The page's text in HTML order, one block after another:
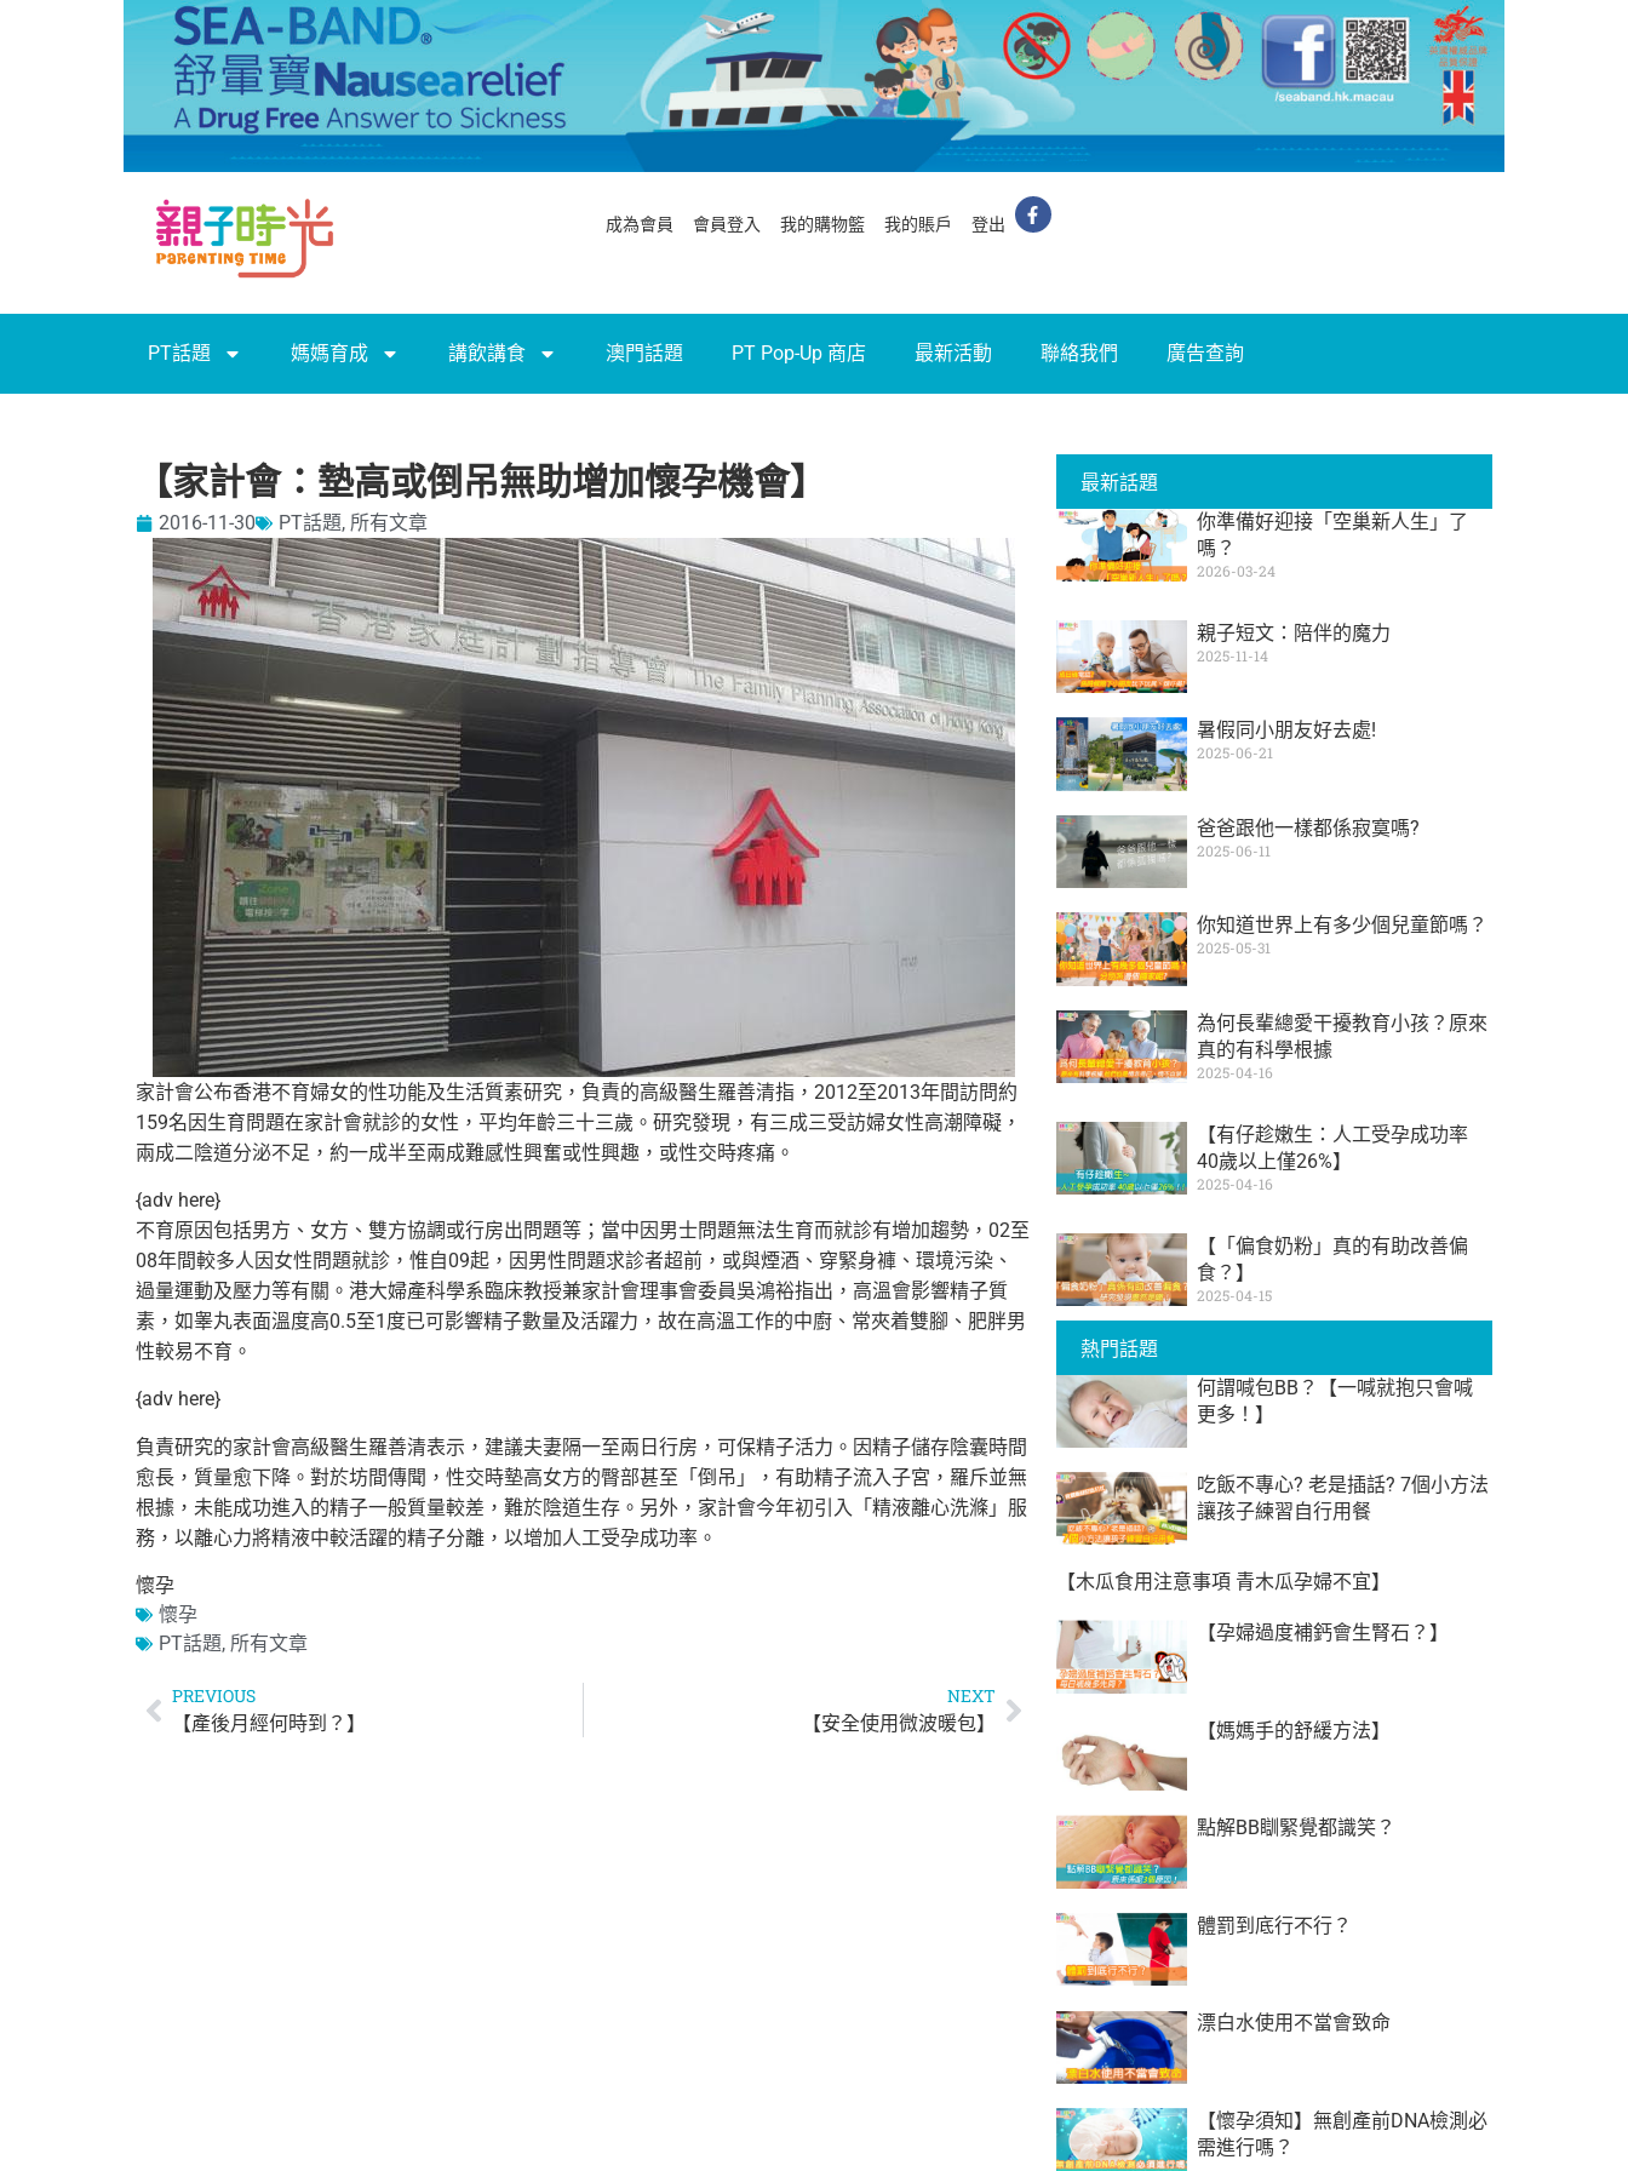
成為會員 會員登入 我的購物籃 我的賬戶 登出
PT話題 媽媽育成 講飲講食 澳門話題 PT Pop-Up 商店 最新活動 聯絡我們 廣告查詢
【家計會：墊高或倒吊無助增加懷孕機會】
2016-11-30 PT話題, 所有文章
家計會公布香港不育婦女的性功能及生活質素研究，負責的高級醫生羅善清指，2012至2013年間訪問約
159名因生育問題在家計會就診的女性，平均年齡三十三歲。研究發現，有三成三受訪婦女性高潮障礙，
兩成二陰道分泌不足，約一成半至兩成難感性興奮或性興趣，或性交時疼痛。
{adv here}
不育原因包括男方、女方、雙方協調或行房出問題等；當中因男士問題無法生育而就診有增加趨勢，02至
08年間較多人因女性問題就診，惟自09起，因男性問題求診者超前，或與煙酒、穿緊身褲、環境污染、
過量運動及壓力等有關。港大婦產科學系臨床教授兼家計會理事會委員吳鴻裕指出，高溫會影響精子質
素，如睾丸表面溫度高0.5至1度已可影響精子數量及活躍力，故在高溫工作的中廚、常夾着雙腳、肥胖男
性較易不育。
{adv here}
負責研究的家計會高級醫生羅善清表示，建議夫妻隔一至兩日行房，可保精子活力。因精子儲存陰囊時間
愈長，質量愈下降。對於坊間傳聞，性交時墊高女方的臀部甚至「倒吊」，有助精子流入子宮，羅斥並無
根據，未能成功進入的精子一般質量較差，難於陰道生存。另外，家計會今年初引入「精液離心洗滌」服
務，以離心力將精液中較活躍的精子分離，以增加人工受孕成功率。
懷孕
懷孕
PT話題, 所有文章
PREVIOUS
【產後月經何時到？】
NEXT
【安全使用微波暖包】
最新話題
你準備好迎接「空巢新人生」了
嗎？
2026-03-24
親子短文：陪伴的魔力
2025-11-14
暑假同小朋友好去處!
2025-06-21
爸爸跟他一樣都係寂寞嗎?
2025-06-11
你知道世界上有多少個兒童節嗎？
2025-05-31
為何長輩總愛干擾教育小孩？原來
真的有科學根據
2025-04-16
【有仔趁嫩生：人工受孕成功率
40歲以上僅26%】
2025-04-16
【「偏食奶粉」真的有助改善偏
食？】
2025-04-15
熱門話題
何謂喊包BB？【一喊就抱只會喊
更多！】
吃飯不專心? 老是插話? 7個小方法
讓孩子練習自行用餐
【木瓜食用注意事項 青木瓜孕婦不宜】
【孕婦過度補鈣會生腎石？】
【媽媽手的舒緩方法】
點解BB瞓緊覺都識笑？
體罰到底行不行？
漂白水使用不當會致命
【懷孕須知】無創產前DNA檢測必
需進行嗎？